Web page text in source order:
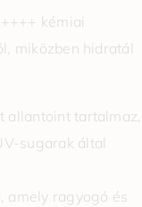
kémiai
miközben hidratál
allantoint tartalmaz,
sugarak által
amely ragyogó és